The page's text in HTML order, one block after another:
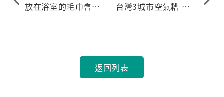
放在浴室的毛巾會發
台灣3城市空氣糟 全
返回列表